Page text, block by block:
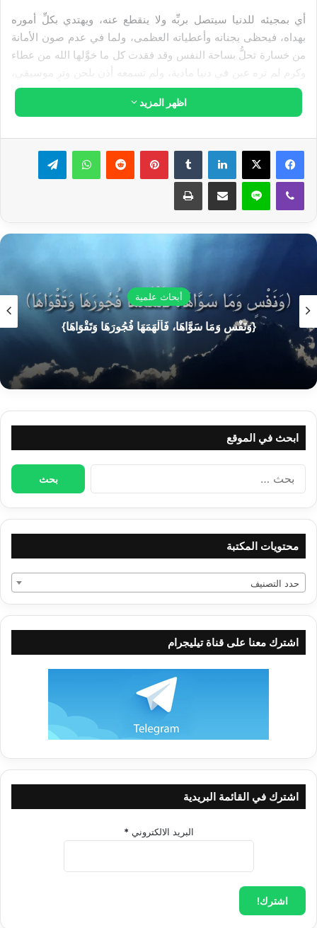
أي بمجيئه للدنيا سيتصل بربِّه ولا ينقطع عنه، ويهتدي بكلِّ أموره
بهداه، فيحظى بجنانه وأعطياته العظمى، ولما في عدم صون الأمانة
من خسارة تحلُّ بساحة النفس وقد فقدت كل ما خوَّلها الله من عطاء
وكرم لم تره عين في دنيا مادية، ولم تسمعه أذن بلحن وترٍ موسيقي،
ولا بوصفٍ من بهرج الدنيا وطيالسها وزخرفها، ولم يخطر على قلب
طغت عليه المادة فأرهقته وأصبحت جلَّ همه.
عجباً.. إلى أين المسير، وإلى متى التأميل
فما هذه الدنيا بدار البقاء ولا الخلود،
فالقبر موعدنا، وللصعيد الذي منه نشأت
الخلائق ونشأنا؛ وصعدَت وصعدنا للتراب
مآلنا.
مقالات ذات صلة
كلمة عن الاحتفال بعيد المولد
انظر لبدايتك
فعلام نؤمِّل بالدنيا وقد أصبحت معشوقتنا!!. وطغت المادة على قلوبنا
تعادلها لذة وحلاوة في الدنيا بأكبر مفاتنها.
لقد بات القلب عطشاناً لأنه لم يشرب من ماء الحياة الغدق الذي
أعده الله جل جلاله للطائعين له. فالمادة لا ترويه وتعس عبد الدرهم،
تعس عبد الدينار، لأنه لو ملك ثروات الأرض وما فيها من مشتهيات
لما روَّت قلبه المسكين الذي دفنه وأماته بالمادة، وأضاع نوره وخان
الأمانة التي تصدى لحملها طمعاً بعظيم العطاء الذي لا يتصور مدى
أما صاحب القلب الميِّت بالدنيا، الأعمى عن نور ربِّه البهي السَّني
المحمَّل بالغبطة والحياة.. تبكيه الأنبياء والمرسلين وتتفطَّر عليه
ويظلم نفسه بمادة دنيّة مسخَّرة له لأنه هو السيد وهي المذلَّلة تحت
أقدامه.
كيف أصبح مسخراً لها ذليلاً تحت أقدامها!!. فأضاعته وشتَّتت وجودَه
ستضطره لتخفف عنه ألم حسرته ولوعته وذل جاهه المهين الدفين.
اظهر المزيد
لينكدإن بينتيريست واتساب تيلقرام
ڤايبر لاين مشاركة عبر البريد طباعة
أبحاث علمية
{وَنَفْسٍ وَمَا سَوَّاهَا، فَأَلْهَمَهَا فُجُورَهَا وَتَقْوَاهَا}
ابحث في الموقع
البحث
محتويات المكتبة
حدد التصنيف
اشترك معنا على قناة تيليجرام
اشترك في القائمة البريدية
البريد الالكتروني *